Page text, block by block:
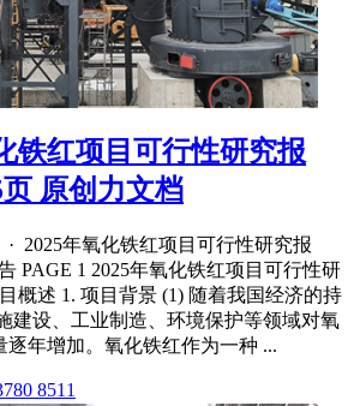
铁红项目可行性研究报
原创力文档
· 2025年氧化铁红项目可行性研究报
PAGE 1 2025年氧化铁红项目可行性研
概述 1. 项目背景 (1) 随着我国经济的持
建设、工业制造、环境保护等领域对氧
逐年增加。氧化铁红作为一种 ...
8511